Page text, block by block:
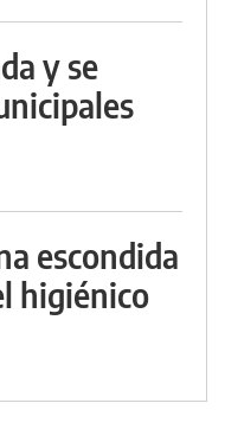
y se
escondida
higiénico